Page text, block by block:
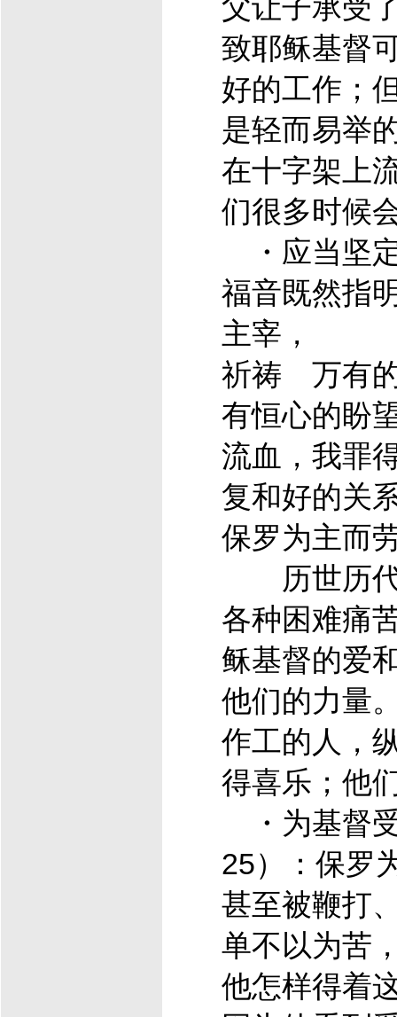
父让子承受
致耶稣基督
好的工作；
是轻而易举
在十字架上
们很多时候
・应当坚
福音既然指
主宰，
祈祷 万有
有恒心的盼
流血，我罪
复和好的关
保罗为主而
历世历代
各种困难痛
稣基督的爱
他们的力量
作工的人，
得喜乐；他
・为基督
25）：保罗
甚至被鞭打
单不以为苦
他怎样得着